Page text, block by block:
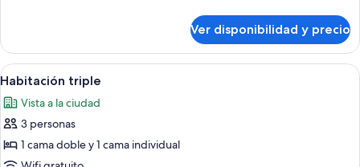
doble
Ver disponibilidad y precio
Ver
todas
las
fotos
de
Caja de seguridad en la habitación y
20
Habitación triple
Vista a la ciudad
3 personas
1 cama doble y 1 cama individual